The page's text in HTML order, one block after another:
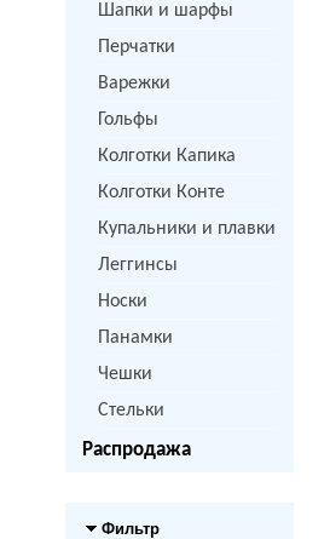
Шапки и шарфы
Перчатки
Варежки
Гольфы
Колготки Капика
Колготки Конте
Купальники и плавки
Леггинсы
Носки
Панамки
Чешки
Стельки
Распродажа
Фильтр